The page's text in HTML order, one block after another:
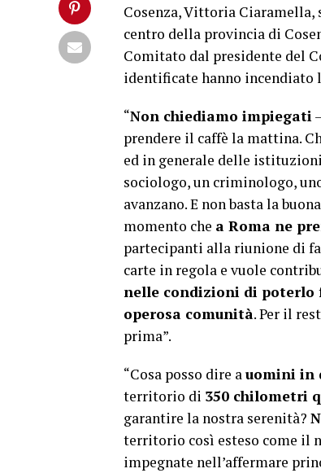
Cosenza, Vittoria
centro della provincia di
Comitato dal presidente del
identificate hanno incendiato
“Non chiediamo impiegati
prendere il caffè la mattina.
ed in generale delle
sociologo, un criminologo,
avanzano. E non basta la
momento che a Roma ne
partecipanti alla riunione di
carte in regola e vuole
nelle condizioni di poterlo
operosa comunità. Per il
prima”.
“Cosa posso dire auomini in
territorio di 350 chilometri
garantire la nostra serenità?
territorio così esteso come il
impegnate nell’affermare